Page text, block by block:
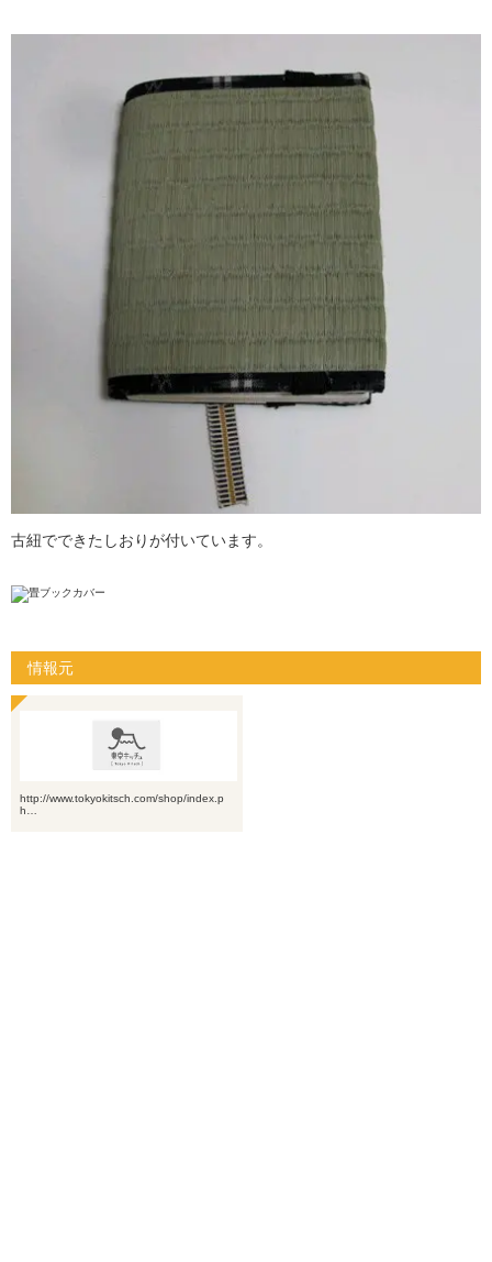
古紐でできたしおりが付いています。
情報元
http://www.tokyokitsch.com/shop/index.p
h…